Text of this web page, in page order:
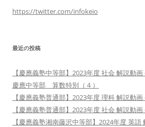
https://twitter.com/infokeio
最近の投稿
【慶應義塾中等部】2023年度 社会 解説動
慶應中等部 算数特別（４）
【慶應義塾普通部】2023年度 理科 解説動
【慶應義塾普通部】2023年度 社会 解説動
【慶應義塾湘南藤沢中等部】2024年度 英